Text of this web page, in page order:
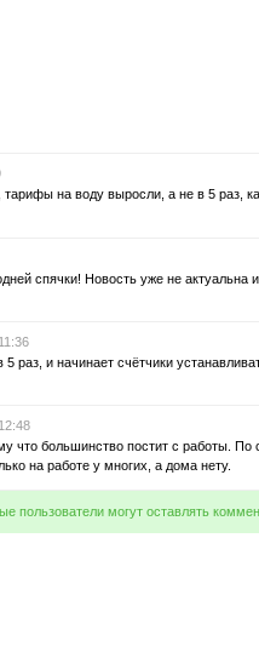
на воду выросли, а не в 5 раз,
спячки! Новость уже не актуальна
раз, и начинает счётчики
что большинство постит с работы.
на работе у многих, а дома нету.
пользователи могут оставлять